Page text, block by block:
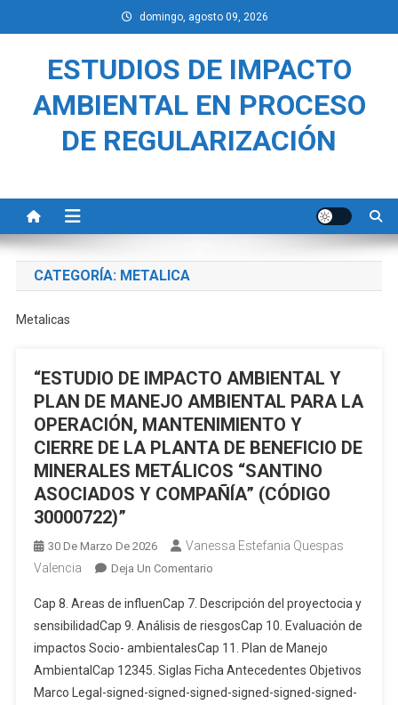
al
domingo, agosto 09, 2026
ESTUDIOS DE IMPACTO
AMBIENTAL EN PROCESO
DE REGULARIZACIÓN
CATEGORÍA: METALICA
Metalicas
“ESTUDIO DE IMPACTO AMBIENTAL Y
PLAN DE MANEJO AMBIENTAL PARA LA
OPERACIÓN, MANTENIMIENTO Y
CIERRE DE LA PLANTA DE BENEFICIO DE
MINERALES METÁLICOS “SANTINO
ASOCIADOS Y COMPAÑÍA” (CÓDIGO
30000722)”
30 De Marzo De 2026
Vanessa Estefania Quespas
Valencia
Deja Un ComentarioEn
DE
IMPACTO
AMBIENTAL
Y
PLAN
Cap 8. Areas de influenCap 7. Descripción del proyectocia y
sensibilidadCap 9. Análisis de riesgosCap 10. Evaluación de
impactos Socio- ambientalesCap 11. Plan de Manejo
AmbientalCap 12345. Siglas Ficha Antecedentes Objetivos
Marco Legal-signed-signed-signed-signed-signed-signed-